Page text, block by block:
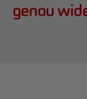
genau